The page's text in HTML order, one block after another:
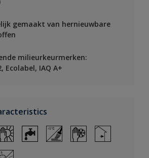
gemaakt van hernieuwbare
milieurkeurmerken:
Ecolabel, IAQ A+